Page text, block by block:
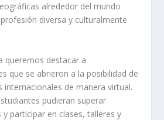
alrededor del mundo
diversa y culturalmente
queremos destacar a
que se abrieron a la posibilidad de
internacionales de manera virtual.
pudieran superar
y participar en clases, talleres y